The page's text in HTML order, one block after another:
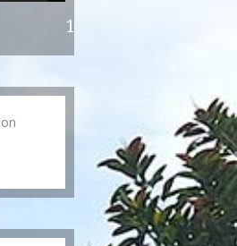
120 000 CFP/mois CC